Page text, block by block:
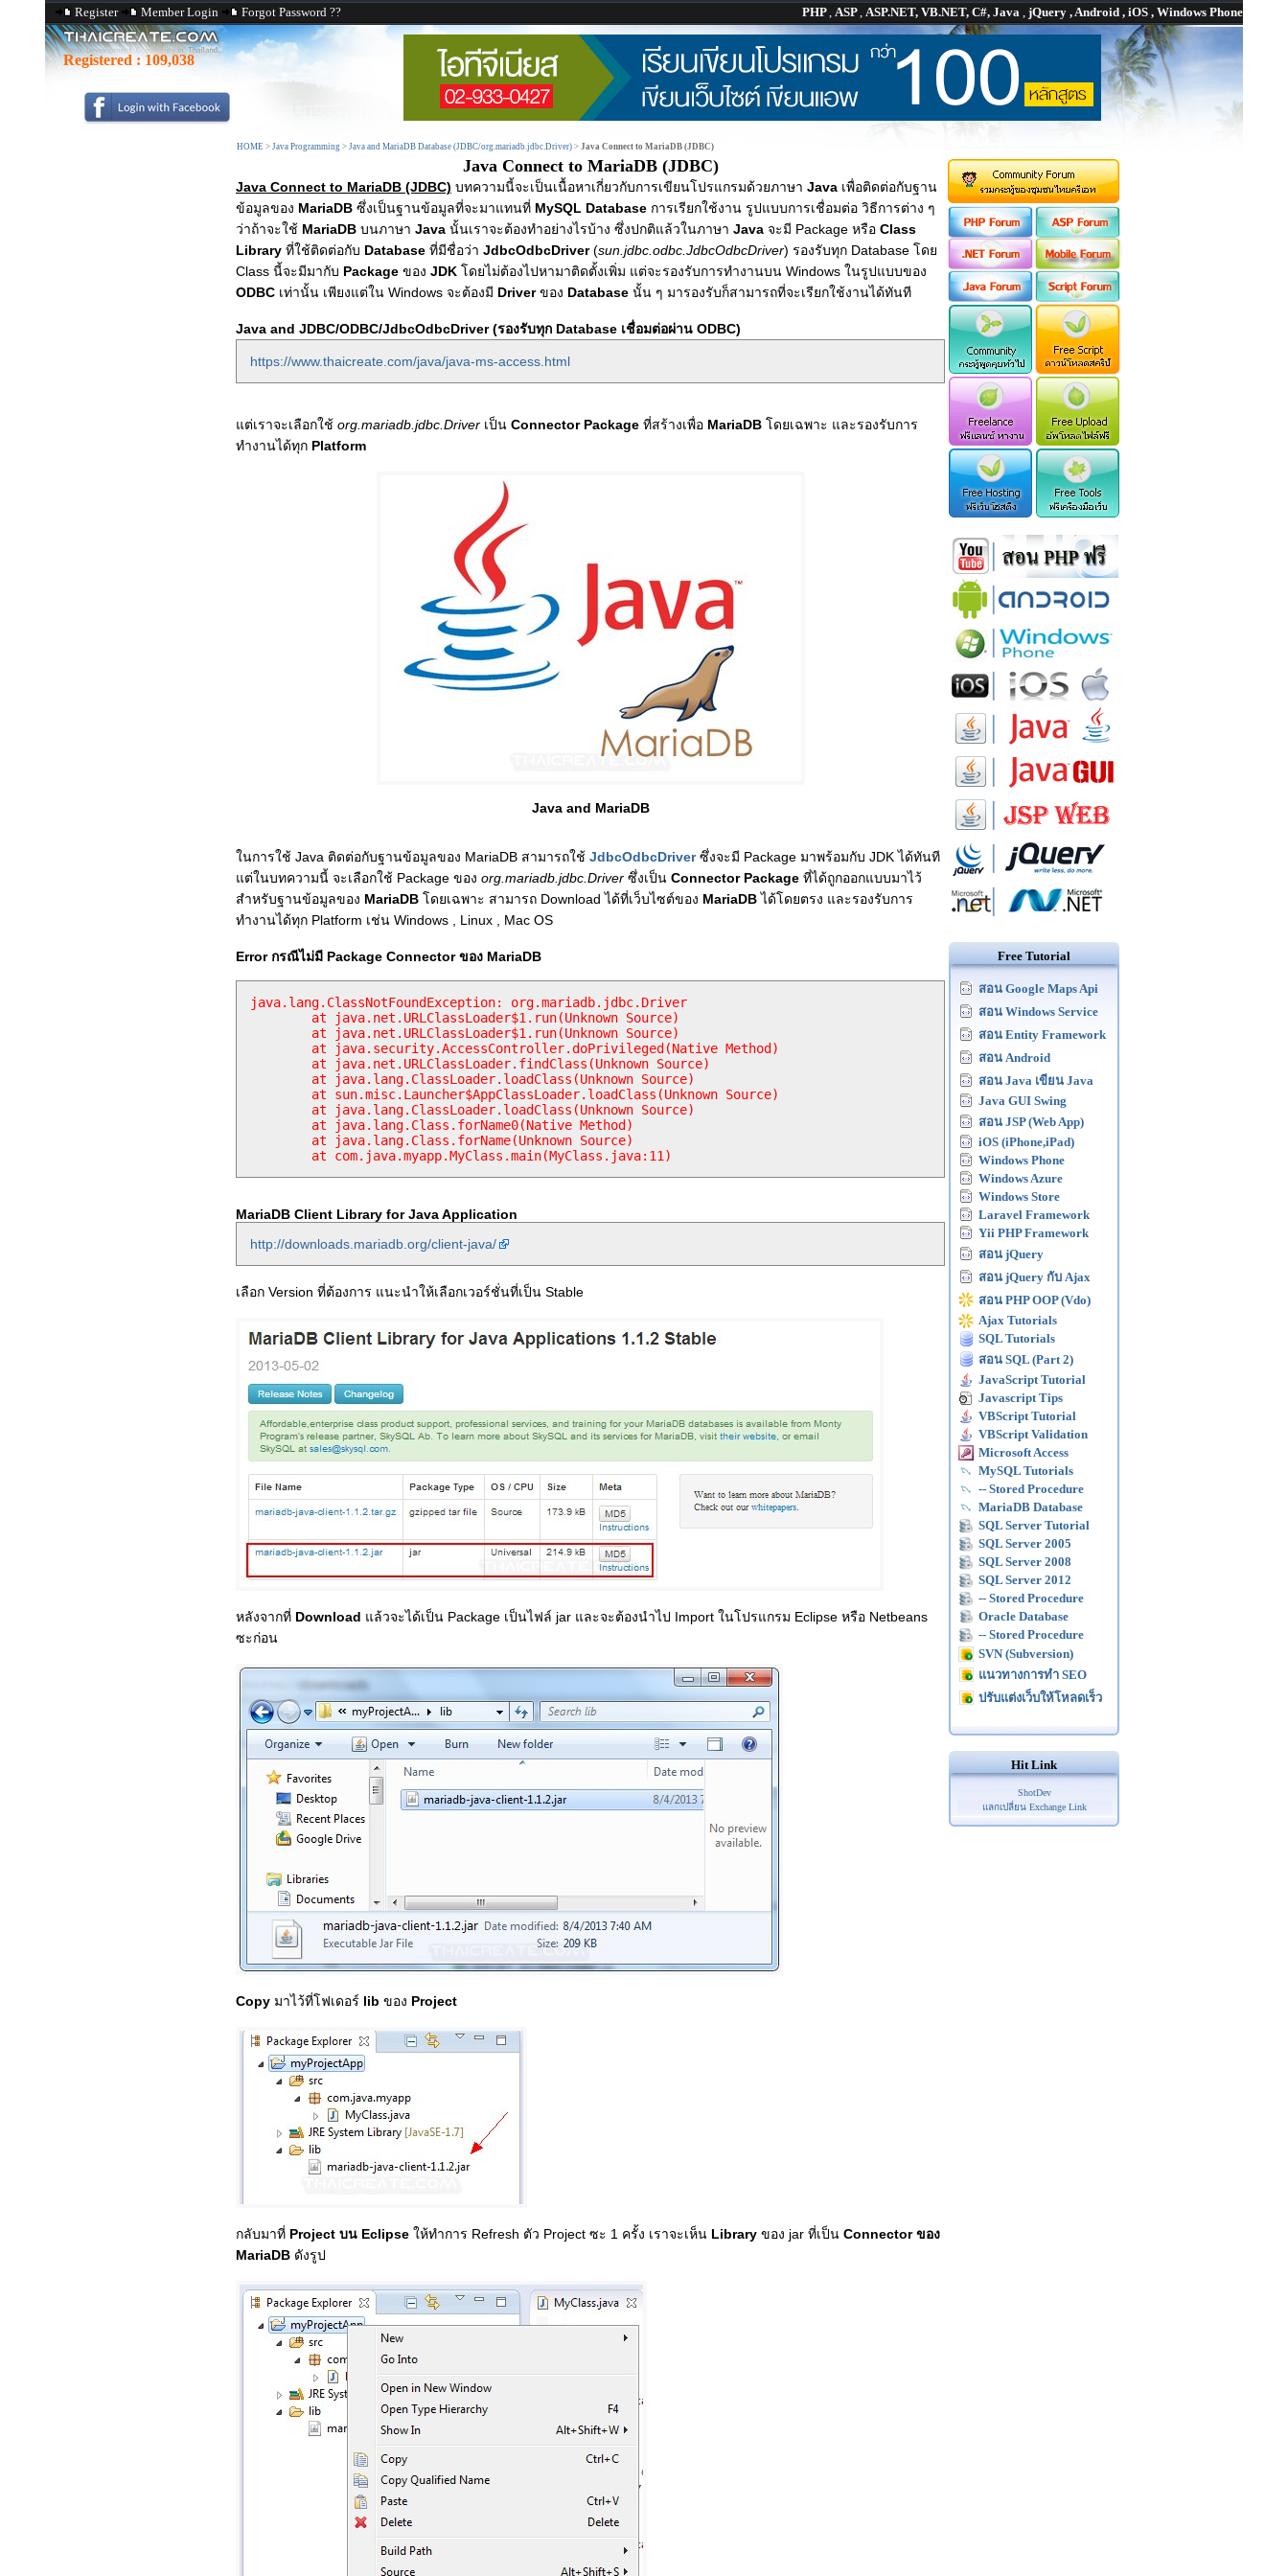
Register Member Login Forgot Password ?? PHP, ASP, ASP.NET, VB.NET, C#, Java , jQuery , Android , iOS , Windows Phone
Registered : 109,038
HOME > Java Programming > Java and MariaDB Database (JDBC/org.mariadb.jdbc.Driver) > Java Connect to MariaDB (JDBC)
Java Connect to MariaDB (JDBC)
Java Connect to MariaDB (JDBC) บทความนี้จะเป็นเนื้อหาเกี่ยวกับการเขียนโปรแกรมด้วยภาษา Java เพื่อติดต่อกับฐาน
ข้อมูลของ MariaDB ซึ่งเป็นฐานข้อมูลที่จะมาแทนที่ MySQL Database การเรียกใช้งาน รูปแบบการเชื่อมต่อ วิธีการต่าง ๆ
ว่าถ้าจะใช้ MariaDB บนภาษา Java นั้นเราจะต้องทำอย่างไรบ้าง ซึ่งปกติแล้วในภาษา Java จะมี Package หรือ Class
Library ที่ใช้ติดต่อกับ Database ที่มีชื่อว่า JdbcOdbcDriver(sun.jdbc.odbc.JdbcOdbcDriver) รองรับทุก Database โดย
Class นี้จะมีมากับ Package ของ JDK โดยไม่ต้องไปหามาติดตั้งเพิ่ม แต่จะรองรับการทำงานบน Windows ในรูปแบบของ
ODBC เท่านั้น เพียงแต่ใน Windows จะต้องมี Driverของ Database นั้น ๆ มารองรับก็สามารถที่จะเรียกใช้งานได้ทันที
Java and JDBC/ODBC/JdbcOdbcDriver (รองรับทุก Database เชื่อมต่อผ่าน ODBC)
https://www.thaicreate.com/java/java-ms-access.html
แต่เราจะเลือกใช้ org.mariadb.jdbc.Driver เป็น Connector Package ที่สร้างเพื่อ MariaDB โดยเฉพาะ และรองรับการ
ทำงานได้ทุก Platform
Java and MariaDB
ในการใช้ Java ติดต่อกับฐานข้อมูลของ MariaDB สามารถใช้ JdbcOdbcDriverซึ่งจะมี Package มาพร้อมกับ JDK ได้ทันที
แต่ในบทความนี้ จะเลือกใช้ Package ของ org.mariadb.jdbc.Driver ซึ่งเป็น Connector Package ที่ได้ถูกออกแบบมาไว้
สำหรับฐานข้อมูลของ MariaDB โดยเฉพาะ สามารถ Download ได้ที่เว็บไซต์ของ MariaDBได้โดยตรง และรองรับการ
ทำงานได้ทุก Platform เช่น Windows , Linux , Mac OS
Error กรณีไม่มี Package Connector ของ MariaDB
java.lang.ClassNotFoundException: org.mariadb.jdbc.Driver
	at com.java.myapp.MyClass.main(MyClass.java:11)
MariaDB Client Library for Java Application
http://downloads.mariadb.org/client-java/
เลือก Version ที่ต้องการ แนะนำให้เลือกเวอร์ชั่นที่เป็น Stable
หลังจากที่ Download แล้วจะได้เป็น Package เป็นไฟล์ jar และจะต้องนำไป Import ในโปรแกรม Eclipse หรือ Netbeans
ซะก่อน
Copy มาไว้ที่โฟเดอร์ lib ของ Project
กลับมาที่ Project บน Eclipse ให้ทำการ Refresh ตัว Project ซะ 1 ครั้ง เราจะเห็น Library ของ jar ที่เป็น Connector ของ
MariaDB ดังรูป
Free Tutorial
สอน Google Maps Api
สอน Windows Service
สอน Entity Framework
สอน Android
สอน Java เขียน Java
Java GUI Swing
สอน JSP (Web App)
iOS (iPhone,iPad)
Windows Phone
Windows Azure
Windows Store
Laravel Framework
Yii PHP Framework
สอน jQuery
สอน jQuery กับ Ajax
สอน PHP OOP (Vdo)
Ajax Tutorials
SQL Tutorials
สอน SQL (Part 2)
JavaScript Tutorial
Javascript Tips
VBScript Tutorial
VBScript Validation
Microsoft Access
MySQL Tutorials
-- Stored Procedure
MariaDB Database
SQL Server Tutorial
SQL Server 2005
SQL Server 2008
SQL Server 2012
-- Stored Procedure
Oracle Database
-- Stored Procedure
SVN (Subversion)
แนวทางการทำ SEO
ปรับแต่งเว็บให้โหลดเร็ว
Hit Link
ShotDev
แลกเปลี่ยน Exchange Link